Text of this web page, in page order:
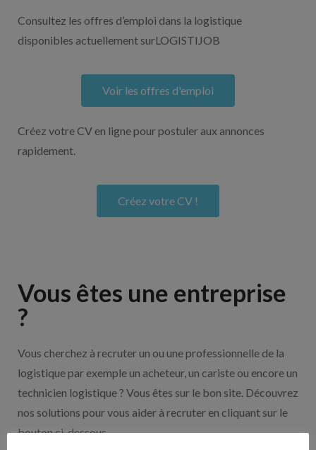
Consultez les offres d’emploi dans la logistique
disponibles actuellement surLOGISTIJOB
Voir les offres d'emploi
Créez votre CV en ligne pour postuler aux annonces
rapidement.
Créez votre CV !
Vous êtes une entreprise
?
Vous cherchez à recruter un ou une professionnelle de la
logistique par exemple un acheteur, un cariste ou encore un
technicien logistique ? Vous êtes sur le bon site. Découvrez
nos solutions pour vous aider à recruter en cliquant sur le
bouton ci-dessous.